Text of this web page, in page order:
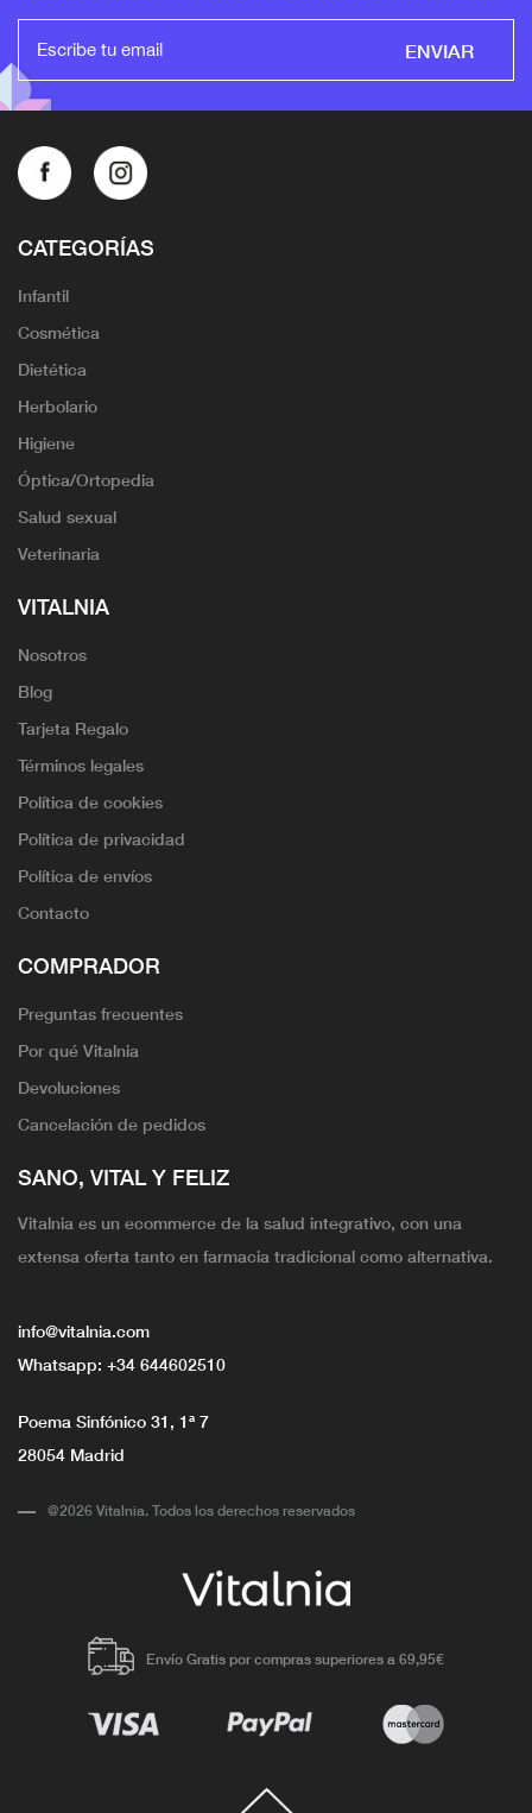
ENVIAR
CATEGORÍAS
Infantil
Cosmética
Dietética
Herbolario
Higiene
Óptica/Ortopedia
Salud sexual
Veterinaria
VITALNIA
Nosotros
Blog
Tarjeta Regalo
Términos legales
Política de cookies
Política de privacidad
Política de envíos
Contacto
COMPRADOR
Preguntas frecuentes
Por qué Vitalnia
Devoluciones
Cancelación de pedidos
SANO, VITAL Y FELIZ
Vitalnia es un ecommerce de la salud integrativo, con una
extensa oferta tanto en farmacia tradicional como alternativa.
info@vitalnia.com
Whatsapp: +34 644602510
Poema Sinfónico 31, 1ª 7
28054 Madrid
@2026 Vitalnia. Todos los derechos reservados
Envío Gratis por compras superiores a 69,95€